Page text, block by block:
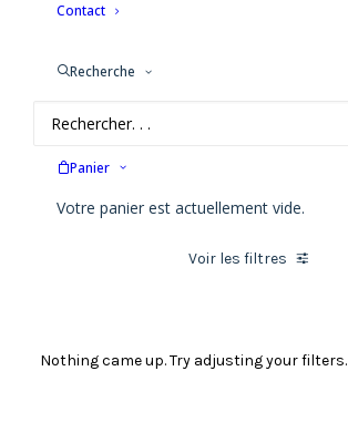
Contact
Recherche
Panier
Votre panier est actuellement vide.
Voir les filtres
Nothing came up. Try adjusting your filters.